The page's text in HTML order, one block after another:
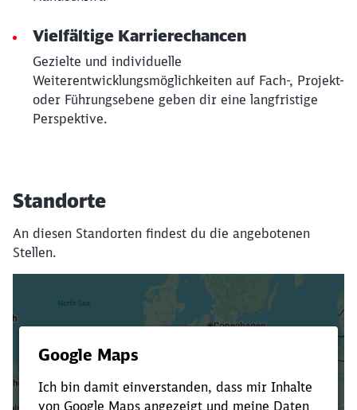
Vielfältige Karrierechancen
Gezielte und individuelle
Weiterentwicklungsmöglichkeiten auf Fach-, Projekt-
oder Führungsebene geben dir eine langfristige
Perspektive.
Standorte
An diesen Standorten findest du die angebotenen
Stellen.